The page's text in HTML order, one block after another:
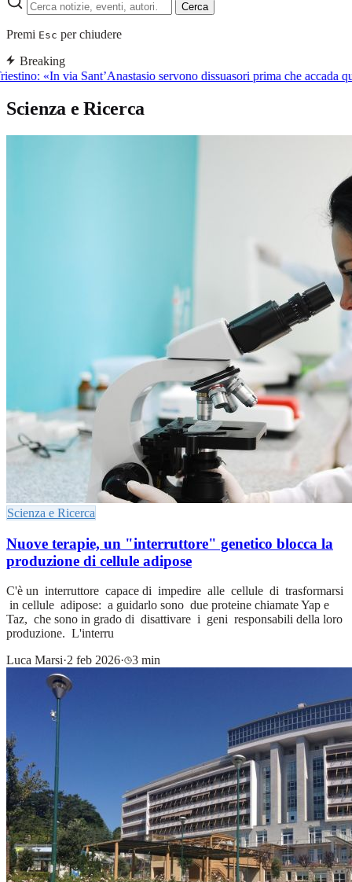
Cerca
Premi Esc per chiudere
Breaking
«In via Sant’Anastasio servono dissuasori prima che accada
Scienza e Ricerca
Scienza e Ricerca
Nuove terapie, un "interruttore" genetico blocca la
produzione di cellule adipose
C'è un interruttore capace di impedire alle cellule di trasformarsi
in cellule adipose: a guidarlo sono due proteine chiamate Yap e
Taz, che sono in grado di disattivare i geni responsabili della loro
produzione. L'interru
Luca Marsi·2 feb 2026· 3 min